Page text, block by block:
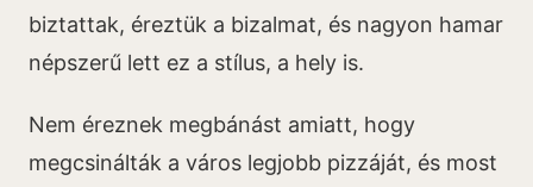
biztattak, éreztük a bizalmat, és nagyon hamar
népszerű lett ez a stílus, a hely is.
Nem éreznek megbánást amiatt, hogy
megcsinálták a város legjobb pizzáját, és most